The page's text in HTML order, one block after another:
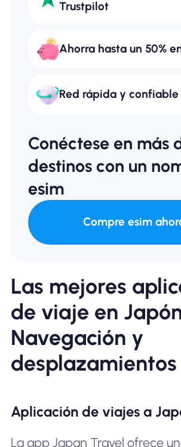
Trustpilot
Ahorra hasta un 50%
Red rápida y confiable
Conéctese en más
destinos con un
esim
Compre esim
Las mejores
de viaje en
Navegación y
desplazamientos
Aplicación de viajes a
La app Japan Travel ofrece